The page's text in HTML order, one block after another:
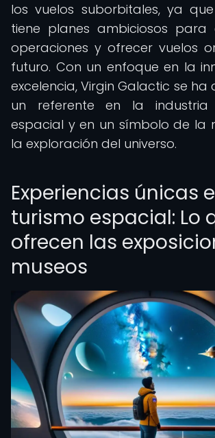
los vuelos suborbitales, ya
tiene planes ambiciosos para
operaciones y ofrecer vuelos
futuro. Con un enfoque en la
excelencia, Virgin Galactic se ha
un referente en la industria
espacial y en un símbolo de la
la exploración del universo.
Experiencias únicas
turismo espacial: Lo
ofrecen las
museos